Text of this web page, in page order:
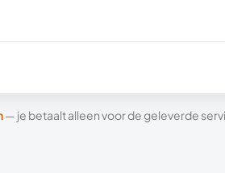
— je betaalt alleen voor de geleverde